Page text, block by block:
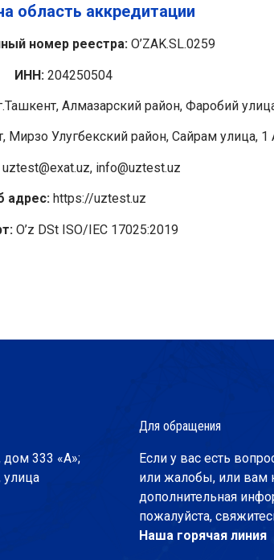
область аккредитации
номер реестра:O’ZAK.SL.0259
ИНН: 204250504
Алмазарский район, Фаробий
Мирзо Улугбекский район, Сайрам улица, 1
info@uztest.uz
адрес: https://uztest.uz
O’z DSt ISO/IEC 17025:2019
дом 333 «А»;
улица
Для обращения
Если у вас есть
или жалобы, или вам
дополнительная
пожалуйста,
Наша горячая линия